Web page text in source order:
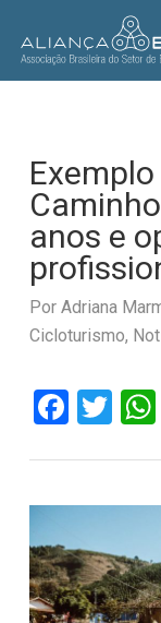
main
anos e
Por Adriana
Cicloturismo,